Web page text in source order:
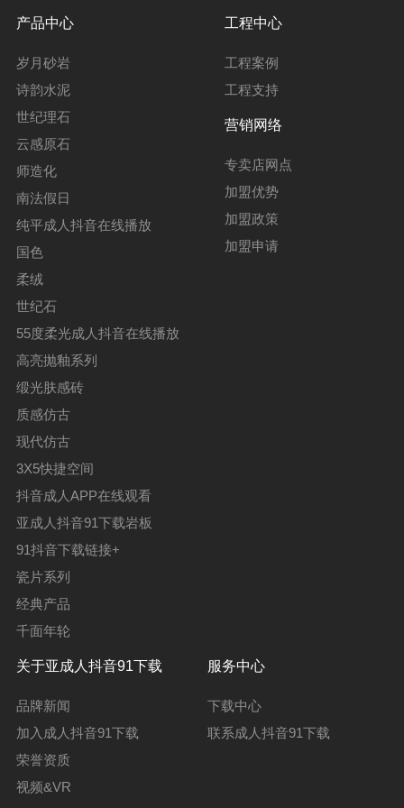
产品中心
岁月砂岩
诗韵水泥
世纪理石
云感原石
师造化
南法假日
纯平成人抖音在线播放
国色
柔绒
世纪石
55度柔光成人抖音在线播放
高亮抛釉系列
缎光肤感砖
质感仿古
现代仿古
3X5快捷空间
抖音成人APP在线观看
亚成人抖音91下载岩板
91抖音下载链接+
瓷片系列
经典产品
千面年轮
工程中心
工程案例
工程支持
营销网络
专卖店网点
加盟优势
加盟政策
加盟申请
关于亚成人抖音91下载
品牌新闻
加入成人抖音91下载
荣誉资质
视频&VR
服务中心
下载中心
联系成人抖音91下载